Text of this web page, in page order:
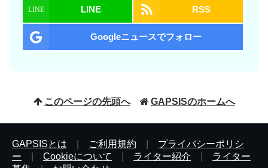
LINE RSS
Googleニュースでフォロー
このページの先頭へ GAPSISのホームへ
GAPSISとは ご利用規約
プライバシーポリシ
ー
Cookieについて ライター紹介
ライター